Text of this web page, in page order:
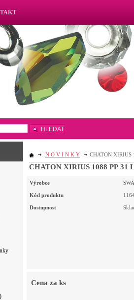
N O V I N K Y CHATON XIRIUS
CHATON XIRIUS 1088 PP 31
Výrobce
Kód produktu
Dostupnost
Cena za ks
HLEDAT